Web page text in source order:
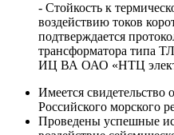
- Стойкость к
воздействию токов
подтверждается
трансформатора типа
ИЦ ВА ОАО «НТЦ
Имеется свидетельство
Российского морского
Проведены успешные